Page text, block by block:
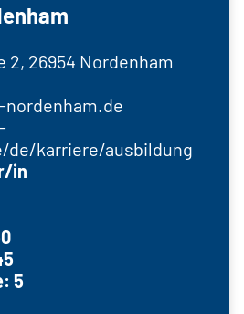
2, 26954 Nordenham
de/karriere/ausbildung
in
5